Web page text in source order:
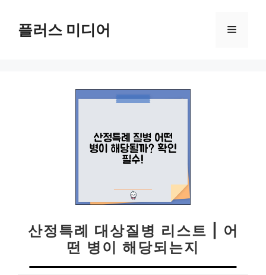
플러스 미디어 메
산정특례 대상질병 리스트 | 어
떤 병이 해당되는지